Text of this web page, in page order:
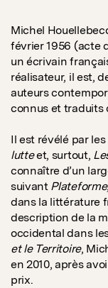
Michel
février 1956 (acte
un écrivain
réalisateur, il est,
auteurs
connus et traduits
Il est révélé par
lutteet, surtout,
connaître d’un
suivant Plateforme
dans la littérature
description de la
occidental dans
et le Territoire,
en 2010, après
prix.